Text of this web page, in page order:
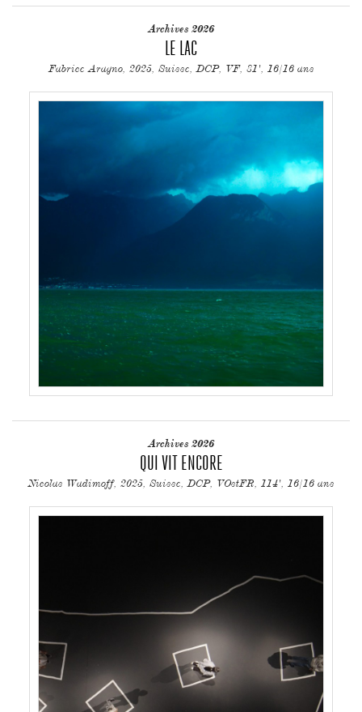
Archives 2026
LE LAC
Fabrice Aragno, 2025, Suisse, DCP, VF, 81', 16/16 ans
Archives 2026
QUI VIT ENCORE
Nicolas Wadimoff, 2025, Suisse, DCP, VOstFR, 114', 16/16 ans